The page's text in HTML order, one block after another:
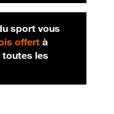
sport vous
offertà
toutes les